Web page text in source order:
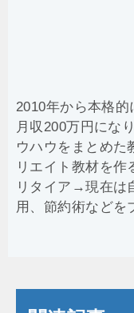
2010年から本格
月収200万円にな
ウハウをまとめた
リエイト教材を
リタイア→現在は
用、節約術などを